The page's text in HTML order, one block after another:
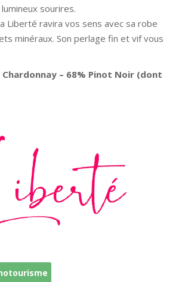
sourires.
Liberté ravira vos sens avec sa robe
minéraux. Son perlage fin et vif vous
Chardonnay – 68% Pinot Noir (dont